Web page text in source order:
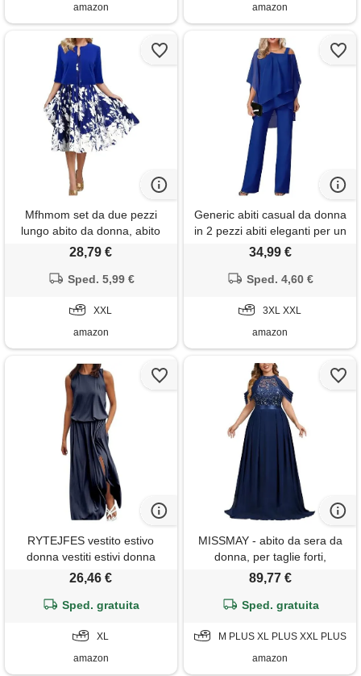
amazon
amazon
Mfhmom set da due pezzi
lungo abito da donna, abito
elegante donna cerimonia con
rotondo abito cerimonia
con stampa 3d con giacca
28,79 €
Sped. 5,99 €
XXL
amazon
Generic abiti casual da donna
in 2 pezzi abiti eleganti per un
matrimonio autunno trendy
pantaloni a gamba larga
34,99 €
Sped. 4,60 €
3XL XXL
amazon
RYTEJFES vestito estivo
donna vestiti estivi donna
abito da casa smanicato
lungo taglie forti corti curvy
cotone lino vestidos de mujer
comodi vestitino corto 5xl abiti
26,46 €
Sped. gratuita
XL
amazon
MISSMAY - abito da sera da
donna, per taglie forti,
elegante, con scollo a halter,
in pizzo con paillettes e
chiffon, ideale per ospiti a
blu navy, x-large di più
89,77 €
Sped. gratuita
M PLUS XL PLUS XXL PLUS
amazon